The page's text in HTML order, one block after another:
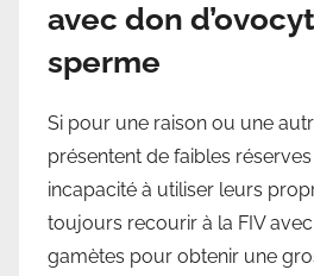
avec don
sperme
Si pour une raison ou une
présentent de faibles
incapacité à utiliser leurs
toujours recourir à la FIV
gamètes pour obtenir une